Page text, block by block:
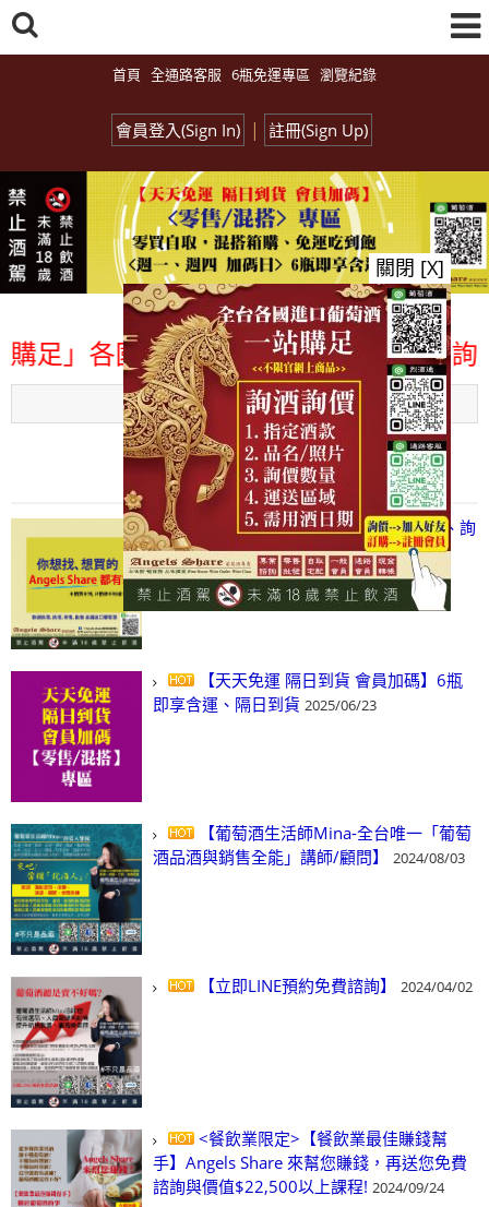
首頁 全通路客服 6瓶免運專區 瀏覽紀錄
會員登入(Sign In) | 註冊(Sign Up)
國進口酒類商品 專業詢(尋)酒詢價零售
Menu
總覽-促銷&活動
all events
【凡酒問Angels Share】線上選酒、詢
(尋)酒、詢價、零售、批發，看這裡!
2024/03/01
【天天免運 隔日到貨 會員加碼】6瓶
即享含運、隔日到貨 2025/06/23
【葡萄酒生活師Mina-全台唯一「葡萄
酒品酒與銷售全能」講師/顧問】
2024/08/03
【立即LINE預約免費諮詢】 2024/04/02
<餐飲業限定>【餐飲業最佳賺錢幫
手】Angels Share 來幫您賺錢，再送您免費
諮詢與價值$22,500以上課程! 2024/09/24
關閉 [X]